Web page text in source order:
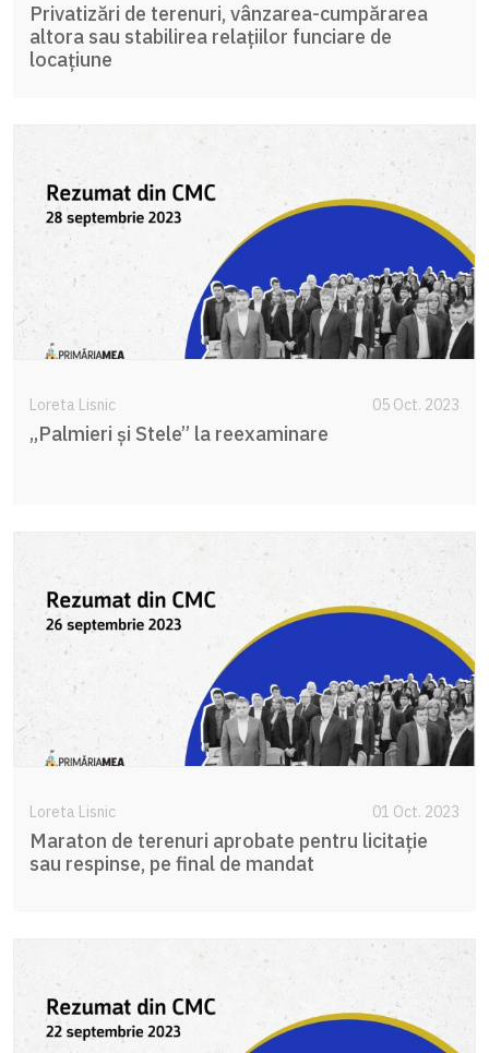
Privatizări de terenuri, vânzarea-cumpărarea
altora sau stabilirea relațiilor funciare de
locațiune
Loreta Lisnic 05 Oct. 2023
„Palmieri și Stele” la reexaminare
Loreta Lisnic 01 Oct. 2023
Maraton de terenuri aprobate pentru licitație
sau respinse, pe final de mandat